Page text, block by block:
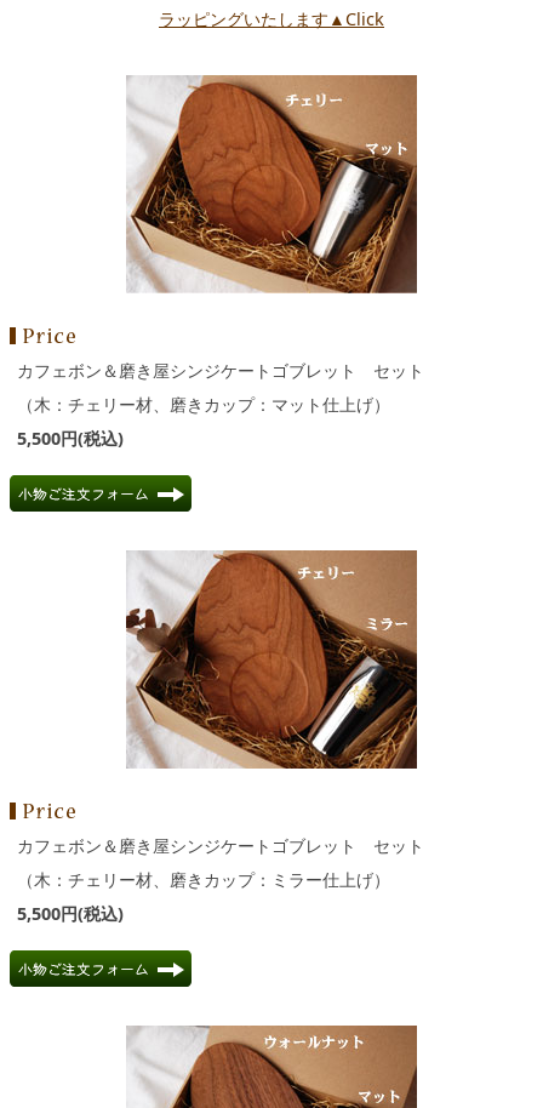
ラッピングいたします▲Click
カフェボン＆磨き屋シンジケートゴブレット セット
（木：チェリー材、磨きカップ：マット仕上げ）
5,500円(税込)
カフェボン＆磨き屋シンジケートゴブレット セット
（木：チェリー材、磨きカップ：ミラー仕上げ）
5,500円(税込)